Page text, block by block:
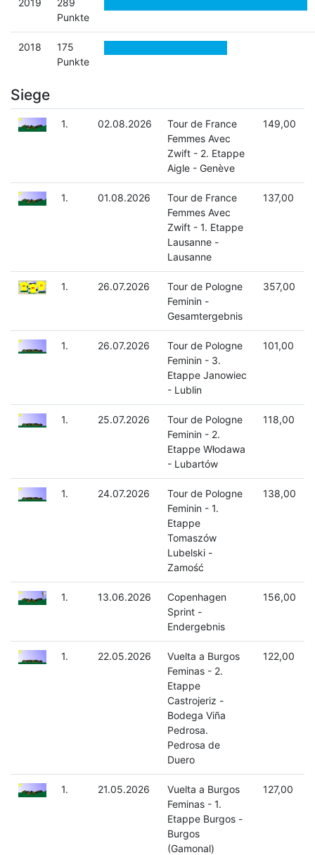
2019
289
Punkte
2018
175
Punkte
Siege
1. 02.08.2026
Tour de France
Femmes Avec
Zwift - 2. Etappe
Aigle - Genève
149,00
1. 01.08.2026
Tour de France
Femmes Avec
Zwift - 1. Etappe
Lausanne -
Lausanne
137,00
1. 26.07.2026
Tour de Pologne
Feminin -
Gesamtergebnis
357,00
1. 26.07.2026
Tour de Pologne
Feminin - 3.
Etappe Janowiec
- Lublin
101,00
1. 25.07.2026
Tour de Pologne
Feminin - 2.
Etappe Włodawa
- Lubartów
118,00
1. 24.07.2026
Tour de Pologne
Feminin - 1.
Etappe
Tomaszów
Lubelski -
Zamość
138,00
1. 13.06.2026
Copenhagen
Sprint -
Endergebnis
156,00
1. 22.05.2026
Vuelta a Burgos
Feminas - 2.
Etappe
Castrojeriz -
Bodega Viña
Pedrosa.
Pedrosa de
Duero
122,00
1. 21.05.2026
Vuelta a Burgos
Feminas - 1.
Etappe Burgos -
Burgos
(Gamonal)
127,00